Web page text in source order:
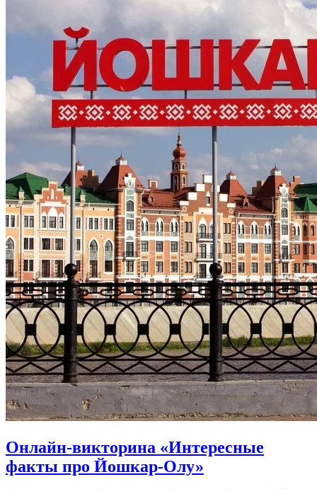
Онлайн-викторина «Интересные
факты про Йошкар-Олу»